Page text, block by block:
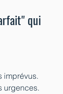
qui
imprévus.
urgences.